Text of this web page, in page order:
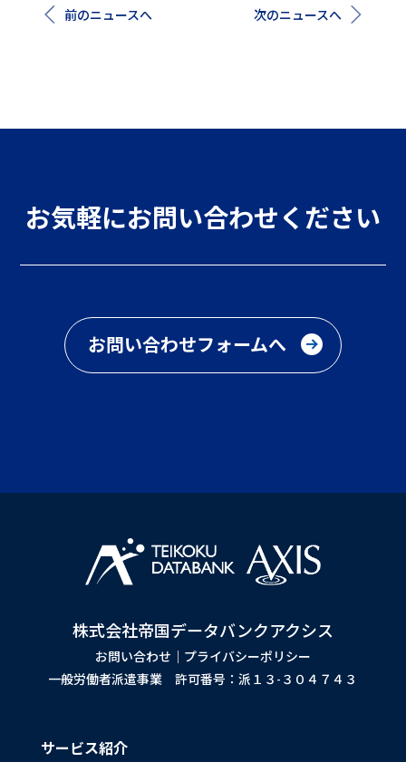
前のニュースへ 次のニュースへ
お気軽にお問い合わせください
お問い合わせフォームへ
株式会社帝国データバンクアクシス
お問い合わせ
プライバシーポリシー
一般労働者派遣事業 許可番号：派１３-３０４７４３
サービス紹介